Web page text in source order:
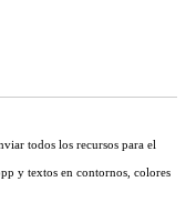
todos los recursos para el
y textos en contornos, colores